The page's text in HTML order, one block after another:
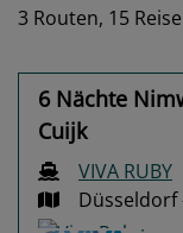
3 Routen, 15
6 Nächte
Cuijk
VIVA RUBY
Düsseldorf